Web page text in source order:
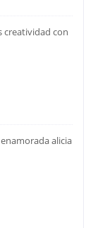
creatividad con
alicia